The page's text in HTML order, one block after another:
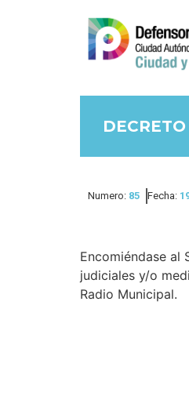
Numero: 85 Fecha:
Encomiéndase al
judiciales y/o
Radio Municipal.